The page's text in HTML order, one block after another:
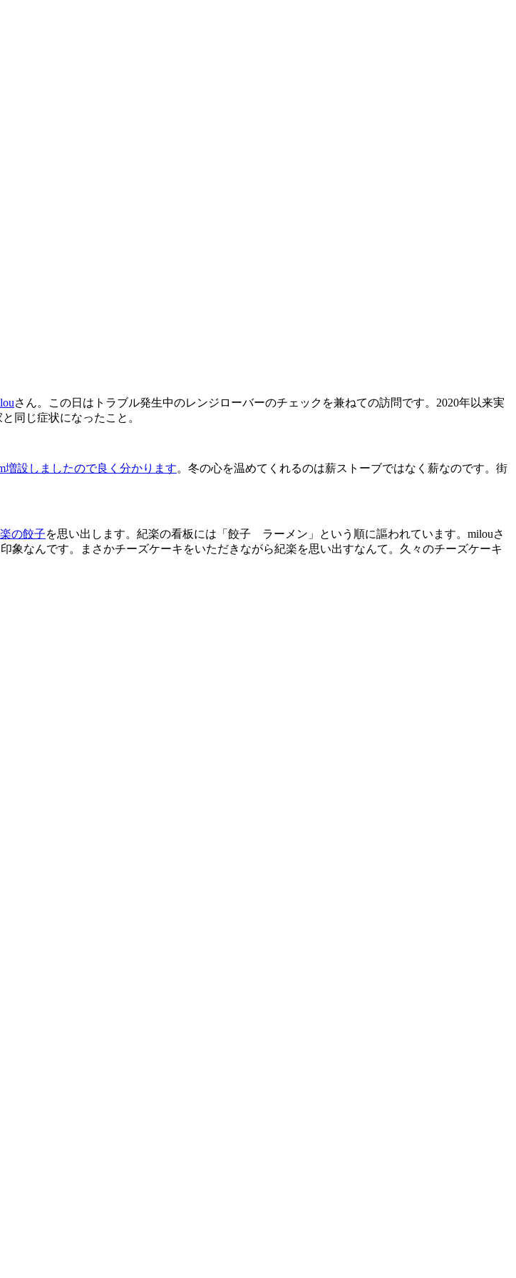
さん。この日はトラブル発生中のレンジローバーのチェックを兼ねての訪問です。2020年以来実
同じ症状になったこと。
増設しましたので良く分かります。冬の心を温めてくれるのは薪ストーブではなく薪なのです。街
の餃子を思い出します。紀楽の看板には「餃子 ラーメン」という順に謳われています。milouさ
なんです。まさかチーズケーキをいただきながら紀楽を思い出すなんて。久々のチーズケーキ